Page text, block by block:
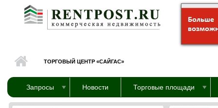
Перейти к основному содержанию
ТОРГОВЫЙ ЦЕНТР «САЙГАС»
Запросы Новости Торговые площади